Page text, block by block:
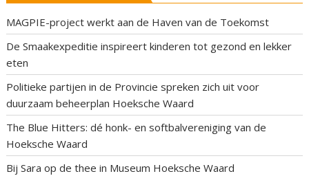
MAGPIE-project werkt aan de Haven van de Toekomst
De Smaakexpeditie inspireert kinderen tot gezond en lekker
eten
Politieke partijen in de Provincie spreken zich uit voor
duurzaam beheerplan Hoeksche Waard
The Blue Hitters: dé honk- en softbalvereniging van de
Hoeksche Waard
Bij Sara op de thee in Museum Hoeksche Waard